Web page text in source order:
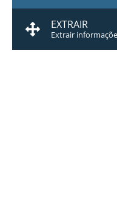
EXTRAIR
Extrair